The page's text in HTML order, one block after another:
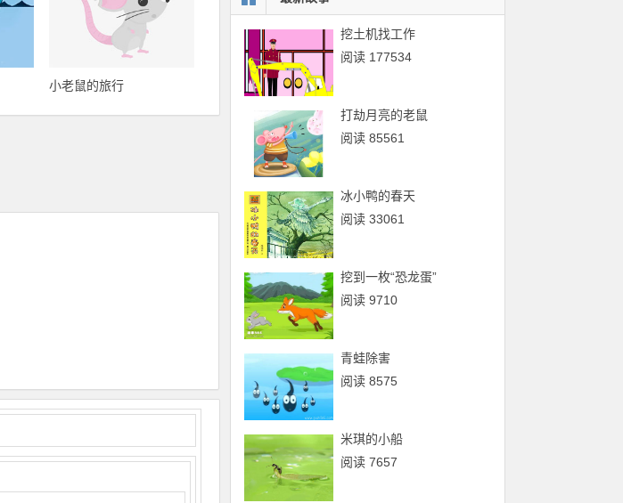
小老鼠的旅行
挖土机找工作
阅读 177534
打劫月亮的老鼠
阅读 85561
冰小鸭的春天
阅读 33061
挖到一枚“恐龙蛋”
阅读 9710
青蛙除害
阅读 8575
米琪的小船
阅读 7657